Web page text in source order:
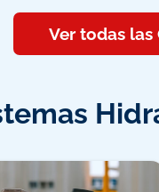
Ver todas las